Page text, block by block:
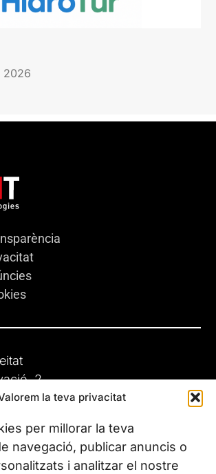
la teva privacitat
per millorar la teva
navegació, publicar anuncis o
i analitzar el nostre
2026
2
(Barcelona)
seus